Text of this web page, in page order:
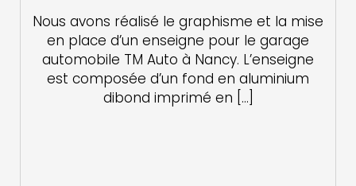
Nous avons réalisé le graphisme et la mise
en place d’un enseigne pour le garage
automobile TM Auto à Nancy. L’enseigne
est composée d’un fond en aluminium
dibond imprimé en […]